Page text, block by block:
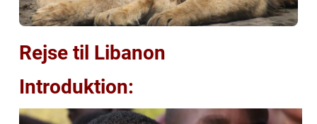
Rejse til Libanon
Introduktion: